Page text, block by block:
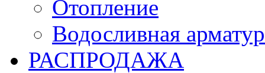
Отопление
Водосливная
РАСПРОДАЖА